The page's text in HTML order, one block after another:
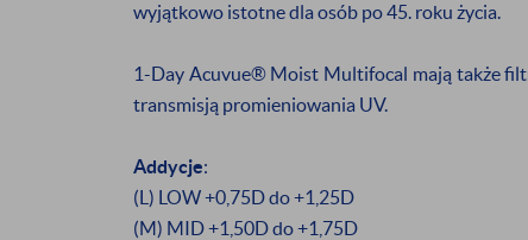
wyjątkowo istotne dla osób po 45. roku życia.
1-Day Acuvue® Moist Multifocal mają także
transmisją promieniowania UV.
Addycje:
(L) LOW +0,75D do +1,25D
(M) MID +1,50D do +1,75D